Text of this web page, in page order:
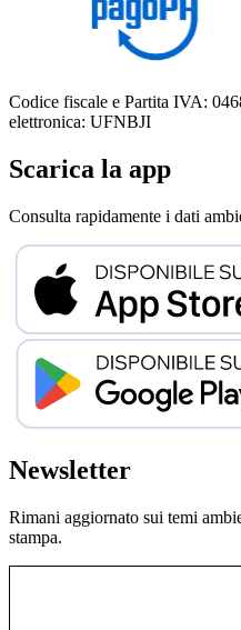
Codice fiscale e Partita IVA:
elettronica: UFNBJI
Scarica la app
Consulta rapidamente i dati
Newsletter
Rimani aggiornato sui temi
stampa.